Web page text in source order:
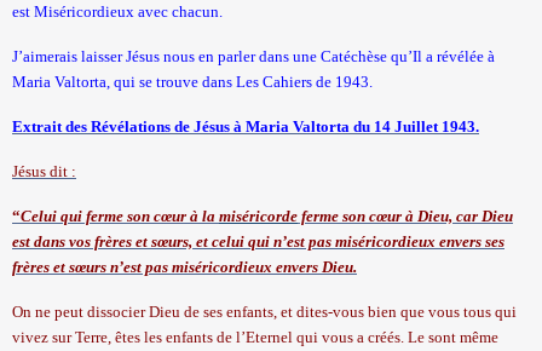
est Miséricordieux avec chacun.
J’aimerais laisser Jésus nous en parler dans une Catéchèse qu’Il a révélée à
Maria Valtorta, qui se trouve dans Les Cahiers de 1943.
Extrait des Révélations de Jésus à Maria Valtorta du 14 Juillet 1943.
Jésus dit :
“Celui qui ferme son cœur à la miséricorde ferme son cœur à Dieu, car Dieu
est dans vos frères et sœurs, et celui qui n’est pas miséricordieux envers ses
frères et sœurs n’est pas miséricordieux envers Dieu.
On ne peut dissocier Dieu de ses enfants, et dites-vous bien que vous tous qui
vivez sur Terre, êtes les enfants de l’Eternel qui vous a créés. Le sont même